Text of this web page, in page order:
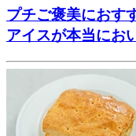
プチご褒美におす
アイスが本当にお